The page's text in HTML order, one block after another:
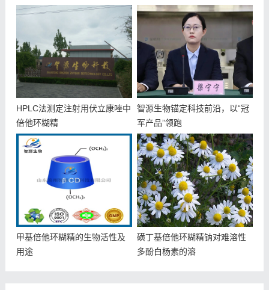
HPLC法测定注射用伏立康唑中
倍他环糊精
智源生物锚定科技前沿，以“冠
军产品”领跑
甲基倍他环糊精的生物活性及
用途
磺丁基倍他环糊精钠对难溶性
多酚白杨素的溶